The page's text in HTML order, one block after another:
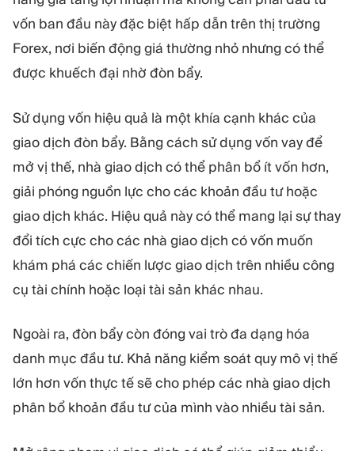
vốn ban đầu này đặc biệt hấp dẫn trên thị trường
Forex, nơi biến động giá thường nhỏ nhưng có thể
được khuếch đại nhờ đòn bẩy.
Sử dụng vốn hiệu quả là một khía cạnh khác của
giao dịch đòn bẩy. Bằng cách sử dụng vốn vay để
mở vị thế, nhà giao dịch có thể phân bổ ít vốn hơn,
giải phóng nguồn lực cho các khoản đầu tư hoặc
giao dịch khác. Hiệu quả này có thể mang lại sự thay
đổi tích cực cho các nhà giao dịch có vốn muốn
khám phá các chiến lược giao dịch trên nhiều công
cụ tài chính hoặc loại tài sản khác nhau.
Ngoài ra, đòn bẩy còn đóng vai trò đa dạng hóa
danh mục đầu tư. Khả năng kiểm soát quy mô vị thế
lớn hơn vốn thực tế sẽ cho phép các nhà giao dịch
phân bổ khoản đầu tư của mình vào nhiều tài sản.